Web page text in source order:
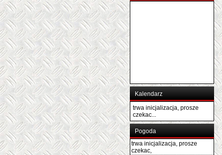
Kalendarz
trwa inicjalizacja, prosze
czekac...
Pogoda
trwa inicjalizacja, prosze
czekac,